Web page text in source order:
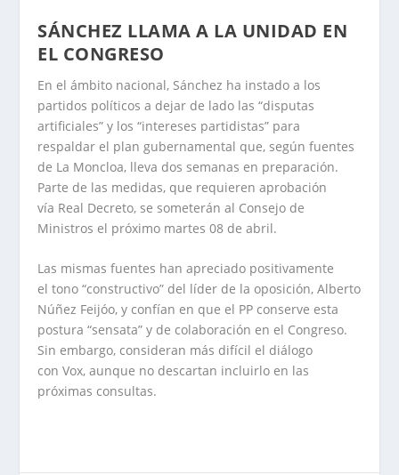
SÁNCHEZ LLAMA A LA UNIDAD EN
EL CONGRESO
En el ámbito nacional, Sánchez ha instado a los
partidos políticos a dejar de lado las “disputas
artificiales” y los “intereses partidistas” para
respaldar el plan gubernamental que, según fuentes
de La Moncloa, lleva dos semanas en preparación.
Parte de las medidas, que requieren aprobación
vía Real Decreto, se someterán al Consejo de
Ministros el próximo martes 08 de abril.
Las mismas fuentes han apreciado positivamente
el tono “constructivo” del líder de la oposición, Alberto
Núñez Feijóo, y confían en que el PP conserve esta
postura “sensata” y de colaboración en el Congreso.
Sin embargo, consideran más difícil el diálogo
con Vox, aunque no descartan incluirlo en las
próximas consultas.